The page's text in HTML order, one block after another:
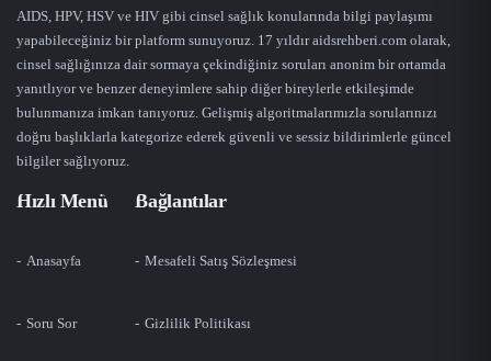
AIDS, HPV, HSV ve HIV gibi cinsel sağlık konularında bilgi paylaşımı
yapabileceğiniz bir platform sunuyoruz. 17 yıldır aidsrehberi.com olarak,
cinsel sağlığınıza dair sormaya çekindiğiniz soruları anonim bir ortamda
yanıtlıyor ve benzer deneyimlere sahip diğer bireylerle etkileşimde
bulunmanıza imkan tanıyoruz. Gelişmiş algoritmalarımızla sorularınızı
doğru başlıklarla kategorize ederek güvenli ve sessiz bildirimlerle güncel
bilgiler sağlıyoruz.
Hızlı Menü
Anasayfa
Soru Sor
Bağlantılar
Mesafeli Satış Sözleşmesi
Gizlilik Politikası